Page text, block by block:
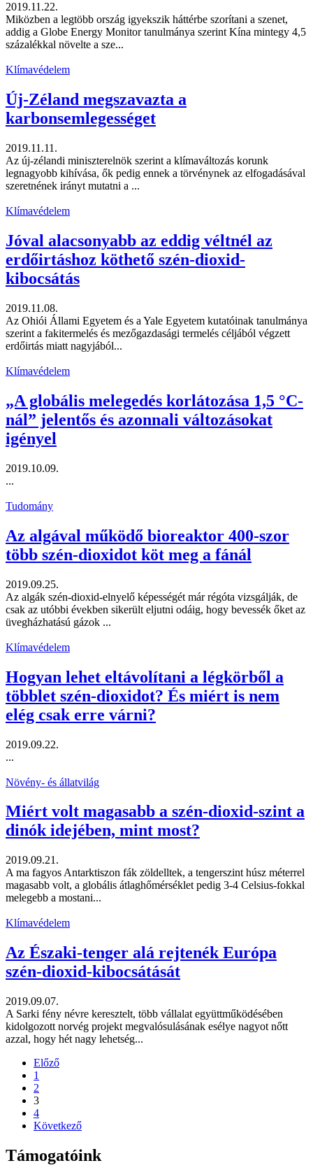
2019.11.22.
Miközben a legtöbb ország igyekszik háttérbe szorítani a szenet,
addig a Globe Energy Monitor tanulmánya szerint Kína mintegy 4,5
százalékkal növelte a sze...
Klímavédelem
Új-Zéland megszavazta a
karbonsemlegességet
2019.11.11.
Az új-zélandi miniszterelnök szerint a klímaváltozás korunk
legnagyobb kihívása, ők pedig ennek a törvénynek az elfogadásával
szeretnének irányt mutatni a ...
Klímavédelem
Jóval alacsonyabb az eddig véltnél az
erdőirtáshoz köthető szén-dioxid-
kibocsátás
2019.11.08.
Az Ohiói Állami Egyetem és a Yale Egyetem kutatóinak tanulmánya
szerint a fakitermelés és mezőgazdasági termelés céljából végzett
erdőirtás miatt nagyjából...
Klímavédelem
„A globális melegedés korlátozása 1,5 °C-
nál” jelentős és azonnali változásokat
igényel
2019.10.09.
...
Tudomány
Az algával működő bioreaktor 400-szor
több szén-dioxidot köt meg a fánál
2019.09.25.
Az algák szén-dioxid-elnyelő képességét már régóta vizsgálják, de
csak az utóbbi években sikerült eljutni odáig, hogy bevessék őket az
üvegházhatású gázok ...
Klímavédelem
Hogyan lehet eltávolítani a légkörből a
többlet szén-dioxidot? És miért is nem
elég csak erre várni?
2019.09.22.
...
Növény- és állatvilág
Miért volt magasabb a szén-dioxid-szint a
dinók idejében, mint most?
2019.09.21.
A ma fagyos Antarktiszon fák zöldelltek, a tengerszint húsz méterrel
magasabb volt, a globális átlaghőmérséklet pedig 3-4 Celsius-fokkal
melegebb a mostani...
Klímavédelem
Az Északi-tenger alá rejtenék Európa
szén-dioxid-kibocsátását
2019.09.07.
A Sarki fény névre keresztelt, több vállalat együttműködésében
kidolgozott norvég projekt megvalósulásának esélye nagyot nőtt
azzal, hogy hét nagy lehetség...
Előző
1
2
3
4
Következő
Támogatóink